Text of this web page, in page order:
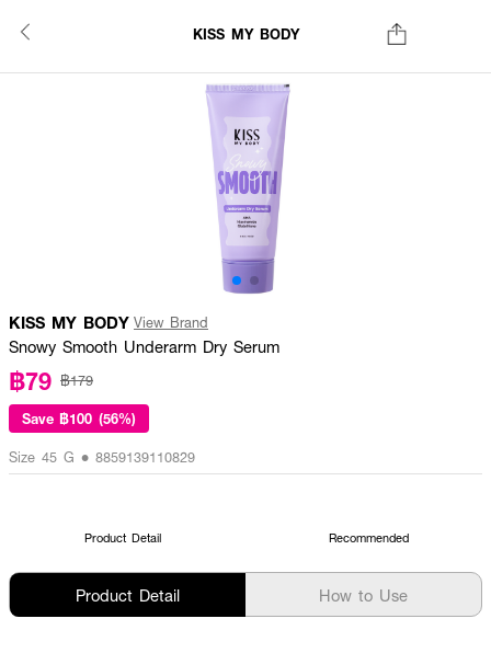
KISS MY BODY
KISS MY BODY View Brand
Snowy Smooth Underarm Dry Serum
฿79 ฿179
Save ฿100 (56%)
Size 45 G • 8859139110829
Product Detail Recommended
Product Detail How to Use